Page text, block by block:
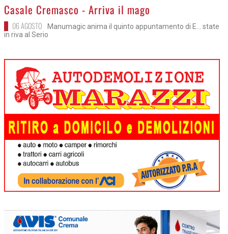
>
Casale Cremasco - Arriva il mago
06 AGOSTO
Manumagic anima il quinto appuntamento di E... state
in riva al Serio